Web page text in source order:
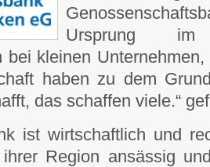
Ursprung
bei kleinen
haben zu dem
das schaffen viele.“
ist wirtschaftlich und
Region ansässig